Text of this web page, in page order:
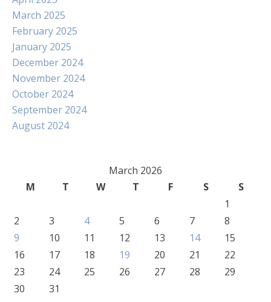
March 2025
February 2025
January 2025
December 2024
November 2024
October 2024
September 2024
August 2024
March 2026
M
T W T F S
S
1
2
3 4 5 6 7
8
9
10 11 12 13 14
15
16
17 18 19 20 21
22
23
24 25 26 27 28
29
30
31